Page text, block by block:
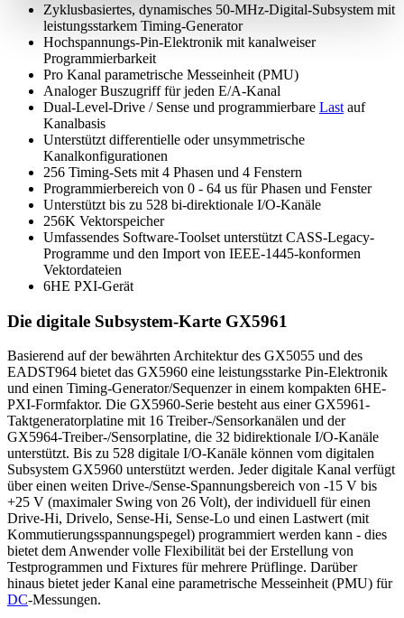
Zyklusbasiertes, dynamisches 50-MHz-Digital-Subsystem mit
leistungsstarkem Timing-Generator
Hochspannungs-Pin-Elektronik mit kanalweiser
Programmierbarkeit
Pro Kanal parametrische Messeinheit (PMU)
Analoger Buszugriff für jeden E/A-Kanal
Dual-Level-Drive / Sense und programmierbare Last auf
Kanalbasis
Unterstützt differentielle oder unsymmetrische
Kanalkonfigurationen
256 Timing-Sets mit 4 Phasen und 4 Fenstern
Programmierbereich von 0 - 64 us für Phasen und Fenster
Unterstützt bis zu 528 bi-direktionale I/O-Kanäle
256K Vektorspeicher
Umfassendes Software-Toolset unterstützt CASS-Legacy-
Programme und den Import von IEEE-1445-konformen
Vektordateien
6HE PXI-Gerät
Die digitale Subsystem-Karte GX5961
Basierend auf der bewährten Architektur des GX5055 und des
EADST964 bietet das GX5960 eine leistungsstarke Pin-Elektronik
und einen Timing-Generator/Sequenzer in einem kompakten 6HE-
PXI-Formfaktor. Die GX5960-Serie besteht aus einer GX5961-
Taktgeneratorplatine mit 16 Treiber-/Sensorkanälen und der
GX5964-Treiber-/Sensorplatine, die 32 bidirektionale I/O-Kanäle
unterstützt. Bis zu 528 digitale I/O-Kanäle können vom digitalen
Subsystem GX5960 unterstützt werden. Jeder digitale Kanal verfügt
über einen weiten Drive-/Sense-Spannungsbereich von -15 V bis
+25 V (maximaler Swing von 26 Volt), der individuell für einen
Drive-Hi, Drivelo, Sense-Hi, Sense-Lo und einen Lastwert (mit
Kommutierungsspannungspegel) programmiert werden kann - dies
bietet dem Anwender volle Flexibilität bei der Erstellung von
Testprogrammen und Fixtures für mehrere Prüflinge. Darüber
hinaus bietet jeder Kanal eine parametrische Messeinheit (PMU) für
DC-Messungen.